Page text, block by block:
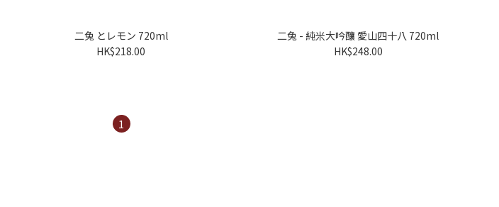
二兔 とレモン 720ml
HK$218.00
二兔 - 純米大吟釀 愛山四十八 720ml
HK$248.00
1